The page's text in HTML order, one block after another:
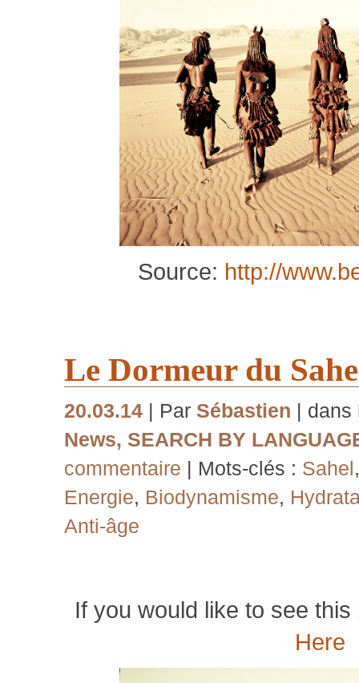
Source: http://
Le Dormeur du
20.03.14 | Par Sébastien | dans
News, SEARCH BY
commentaire | Mots-clés : Sahel
Energie, Biodynamisme,
Anti-âge
If you would like to see
Here